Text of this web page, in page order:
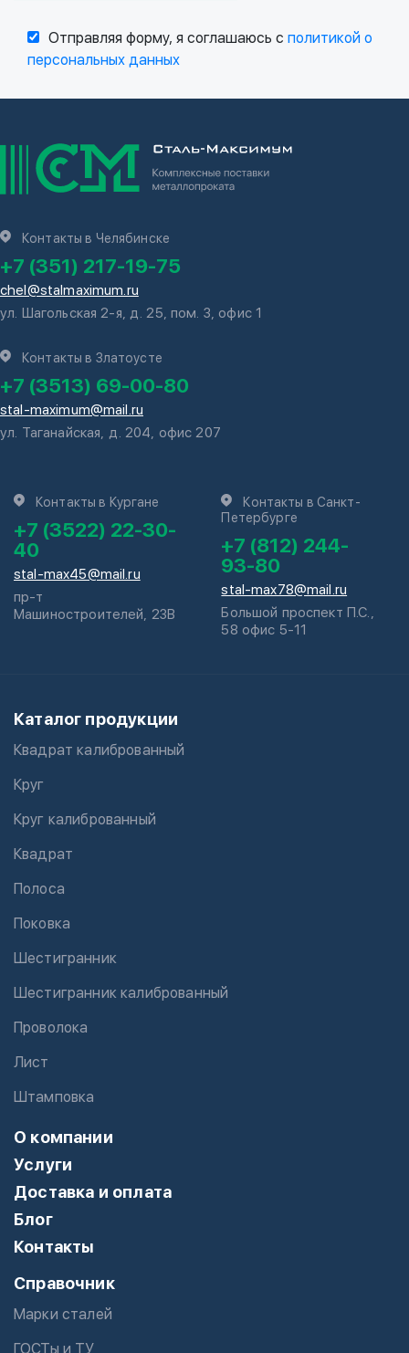
Отправляя форму, я соглашаюсь с политикой о
персональных данных
Контакты в Челябинске
+7 (351) 217-19-75
chel@stalmaximum.ru
ул. Шагольская 2-я, д. 25, пом. 3, офис 1
Контакты в Златоусте
+7 (3513) 69-00-80
stal-maximum@mail.ru
ул. Таганайская, д. 204, офис 207
Контакты в Кургане
+7 (3522) 22-30-
40
stal-max45@mail.ru
пр-т
Машиностроителей, 23В
Контакты в Санкт-
Петербурге
+7 (812) 244-
93-80
stal-max78@mail.ru
Большой проспект П.С.,
58 офис 5-11
Каталог продукции
Квадрат калиброванный
Круг
Круг калиброванный
Квадрат
Полоса
Поковка
Шестигранник
Шестигранник калиброванный
Проволока
Лист
Штамповка
О компании
Услуги
Доставка и оплата
Блог
Контакты
Справочник
Марки сталей
ГОСТы и ТУ